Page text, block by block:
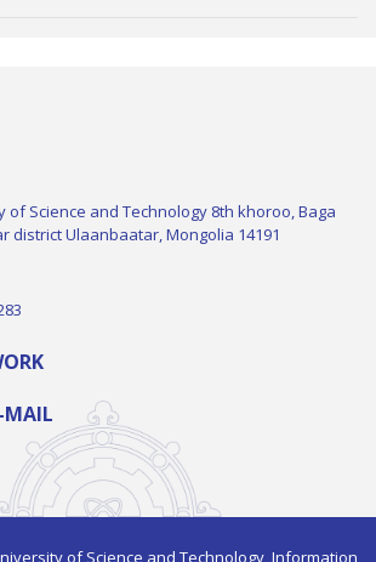
of Science and Technology 8th khoroo, Baga
district Ulaanbaatar, Mongolia 14191
MAIL
of Science and Technology, Information